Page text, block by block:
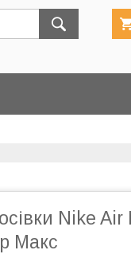
Nike Air
Макс